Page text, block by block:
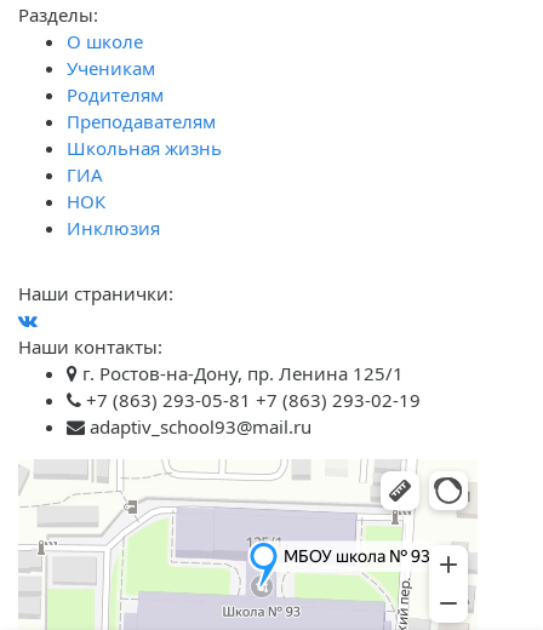
Разделы:
О школе
Ученикам
Родителям
Преподавателям
Школьная жизнь
ГИА
НОК
Инклюзия
Наши странички:
Наши контакты:
г. Ростов-на-Дону, пр. Ленина 125/1
+7 (863) 293-05-81 +7 (863) 293-02-19
adaptiv_school93@mail.ru